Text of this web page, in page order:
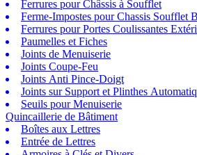
Ferrures pour Châssis à Soufflet
Ferme-Impostes pour Chassis Soufflet
Ferrures pour Portes Coulissantes
Paumelles et Fiches
Joints de Menuiserie
Joints Coupe-Feu
Joints Anti Pince-Doigt
Joints sur Support et Plinthes
Seuils pour Menuiserie
Quincaillerie de Bâtiment
Boîtes aux Lettres
Entrée de Lettres